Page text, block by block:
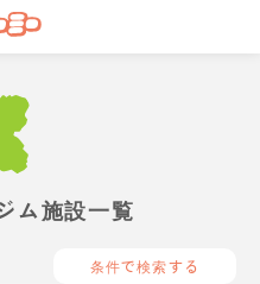
ム施設一覧
条件で検索する